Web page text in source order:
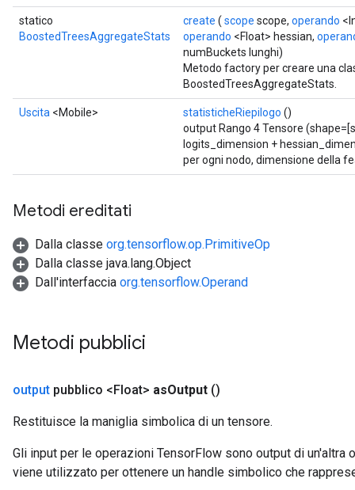
statico
BoostedTreesAggregateStats
create ( scope scope, operando
operando <Float> hessian,
numBuckets lunghi)
Metodo factory per creare una
BoostedTreesAggregateStats.
Uscita <Mobile> statisticheRiepilogo ()
output Rango 4 Tensore
logits_dimension +
per ogni nodo, dimensione della
Metodi ereditati
Dalla classe org.tensorflow.op.PrimitiveOp
Dalla classe java.lang.Object
Dall'interfaccia org.tensorflow.Operand
Metodi pubblici
output pubblico <Float> asOutput ()
Restituisce la maniglia simbolica di un tensore.
Gli input per le operazioni TensorFlow sono output di un'altra
viene utilizzato per ottenere un handle simbolico che